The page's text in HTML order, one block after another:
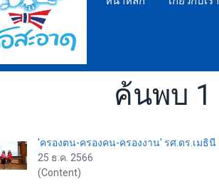
ค้นพบ 1
'ครองตน-ครองคน-ครองงาน' รศ.ดร.เมธิ
25 ธ.ค. 2566
(Content)